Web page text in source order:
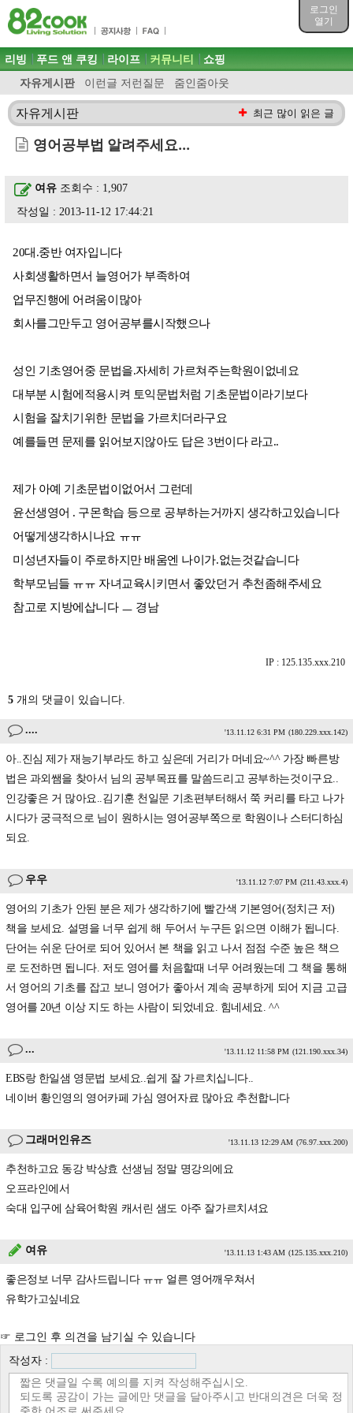
로그인
열기
목차
주메뉴 바로가기
컨텐츠 바로가기
검색 바로가기
로그인 바로가기
주메뉴
리빙 푸드 앤 쿠킹 라이프 커뮤니티
자유게시판 이런글 저런질문 줌인줌아웃
쇼핑
자유게시판 최근 많이 읽은 글
영어공부법 알려주세요...
여유 조회수 : 1,907
작성일 : 2013-11-12 17:44:21
20대.중반 여자입니다
사회생활하면서 늘영어가 부족하여
업무진행에 어려움이많아
회사를그만두고 영어공부를시작했으나
성인 기초영어중 문법을.자세히 가르쳐주는학원이없네요
대부분 시험에적용시켜 토익문법처럼 기초문법이라기보다
시험을 잘치기위한 문법을 가르치더라구요
예를들면 문제를 읽어보지않아도 답은 3번이다 라고..
제가 아예 기초문법이없어서 그런데
윤선생영어 . 구몬학습 등으로 공부하는거까지 생각하고있습니다
어떻게생각하시나요 ㅠㅠ
미성년자들이 주로하지만 배움엔 나이가.없는것같습니다
학부모님들 ㅠㅠ 자녀교육시키면서 좋았던거 추천좀해주세요
참고로 지방에삽니다 ㅡ 경남
IP : 125.135.xxx.210
5 개의 댓글이 있습니다.
.... '13.11.12 6:31 PM (180.229.xxx.142)
아..진심 제가 재능기부라도 하고 싶은데 거리가 머네요~^^ 가장 빠른방
법은 과외쌤을 찾아서 님의 공부목표를 말씀드리고 공부하는것이구요..
인강좋은 거 많아요..김기훈 천일문 기초편부터해서 쭉 커리를 타고 나가
시다가 궁극적으로 님이 원하시는 영어공부쪽으로 학원이나 스터디하심
되요.
우우 '13.11.12 7:07 PM (211.43.xxx.4)
영어의 기초가 안된 분은 제가 생각하기에 빨간색 기본영어(정치근 저)
책을 보세요. 설명을 너무 쉽게 해 두어서 누구든 읽으면 이해가 됩니다.
단어는 쉬운 단어로 되어 있어서 본 책을 읽고 나서 점점 수준 높은 책으
로 도전하면 됩니다. 저도 영어를 처음할때 너무 어려웠는데 그 책을 통해
서 영어의 기초를 잡고 보니 영어가 좋아서 계속 공부하게 되어 지금 고급
영어를 20년 이상 지도 하는 사람이 되었네요. 힘네세요. ^^
... '13.11.12 11:58 PM (121.190.xxx.34)
EBS랑 한일샘 영문법 보세요..쉽게 잘 가르치십니다..
네이버 황인영의 영어카페 가심 영어자료 많아요 추천합니다
그래머인유즈 '13.11.13 12:29 AM (76.97.xxx.200)
추천하고요 동강 박상효 선생님 정말 명강의에요
오프라인에서
숙대 입구에 삼육어학원 캐서린 샘도 아주 잘가르치셔요
여유 '13.11.13 1:43 AM (125.135.xxx.210)
좋은정보 너무 감사드립니다 ㅠㅠ 얼른 영어깨우쳐서
유학가고싶네요
☞ 로그인 후 의견을 남기실 수 있습니다
작성자 :